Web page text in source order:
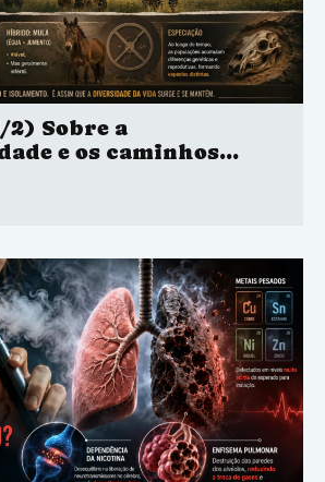
2) Sobre a
e os caminhos
jumentos.